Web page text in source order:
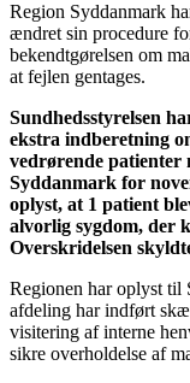
Region Syddanmark
ændret sin procedure
bekendtgørelsen om
at fejlen gentages.
Sundhedsstyrelsen
ekstra indberetning
vedrørende patienter
Syddanmark for
oplyst, at 1 patient
alvorlig sygdom, der
Overskridelsen
Regionen har oplyst til
afdeling har indført
visitering af interne
sikre overholdelse af